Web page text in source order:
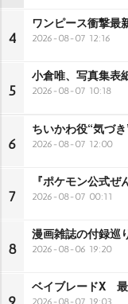
4
ワンピース衝撃最
2026-08-07 12:16
5
小倉唯、写真集表
2026-08-07 10:18
6
ちいかわ役“気づ
2026-08-07 12:00
7
『ポケモン公式
2026-08-07 00:11
8
漫画雑誌の付録巡
2026-08-06 19:20
ベイブレードX
2026-08-07 19:03